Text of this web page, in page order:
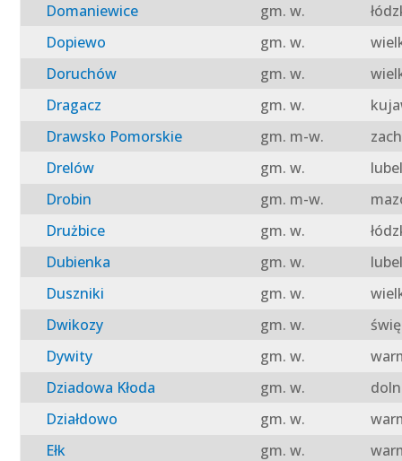
Domaniewice
gm. w.
Dopiewo
gm. w.
Doruchów
gm. w.
Dragacz
gm. w.
Drawsko Pomorskie
gm. m-w.
Drelów
gm. w.
Drobin
gm. m-w.
Drużbice
gm. w.
Dubienka
gm. w.
Duszniki
gm. w.
Dwikozy
gm. w.
Dywity
gm. w.
Dziadowa Kłoda
gm. w.
Działdowo
gm. w.
Ełk
gm. w.